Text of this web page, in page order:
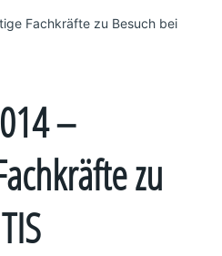
Fachkräfte zu Besuch bei
–
zu